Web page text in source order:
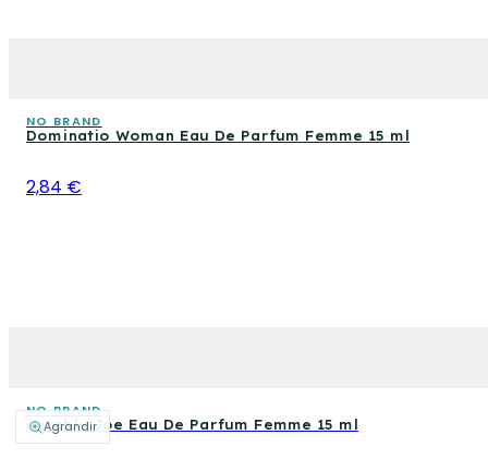
Agrandir
NO BRAND
Dominatio Woman Eau De Parfum Femme 15 ml
2,84 €
NO BRAND
Setablu Joe Eau De Parfum Femme 15 ml